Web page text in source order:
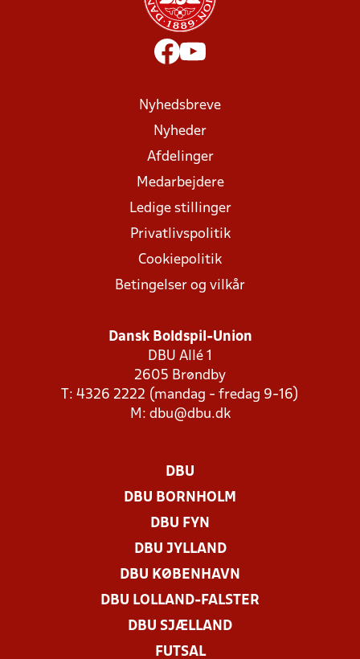
Nyhedsbreve
Nyheder
Afdelinger
Medarbejdere
Ledige stillinger
Privatlivspolitik
Cookiepolitik
Betingelser og vilkår
Dansk Boldspil-Union
DBU Allé 1
2605 Brøndby
T: 4326 2222 (mandag - fredag 9-16)
M: dbu@dbu.dk
DBU
DBU BORNHOLM
DBU FYN
DBU JYLLAND
DBU KØBENHAVN
DBU LOLLAND-FALSTER
DBU SJÆLLAND
FUTSAL